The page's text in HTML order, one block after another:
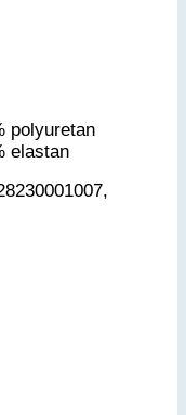
polyuretan
elastan